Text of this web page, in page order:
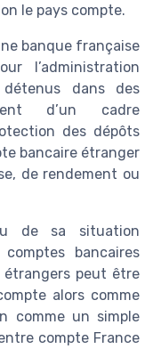
le pays compte.
banque française
l’administration
dans des
d’un cadre
des dépôts
bancaire étranger
de rendement ou
de sa situation
bancaires
peut être
alors comme
comme un simple
compte France